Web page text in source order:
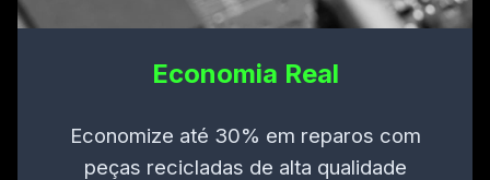
Economia Real
Economize até 30% em reparos com
peças recicladas de alta qualidade